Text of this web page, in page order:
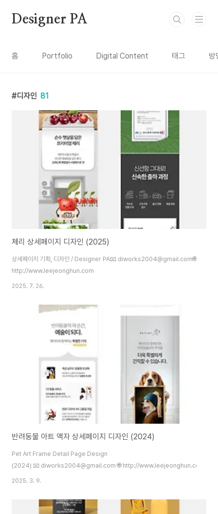
Designer PA
홈 Portfolio Digital Content 태그 방
디자인 81
체리 상세페이지 디자인 (2025)
상세페이지 기획, 디자인 / Designer PA📧 diworks2004@gmail.com🌐
http://www.leejeonghun.com
2025. 7. 26.
반려동물 아트 액자 상세페이지 디자인 (2024)
Pet Art Frame Detail Page Design
(2024) 📧 diworks2004@gmail.com 🌐 http://www.leejeonghun.com
2025. 3. 9.